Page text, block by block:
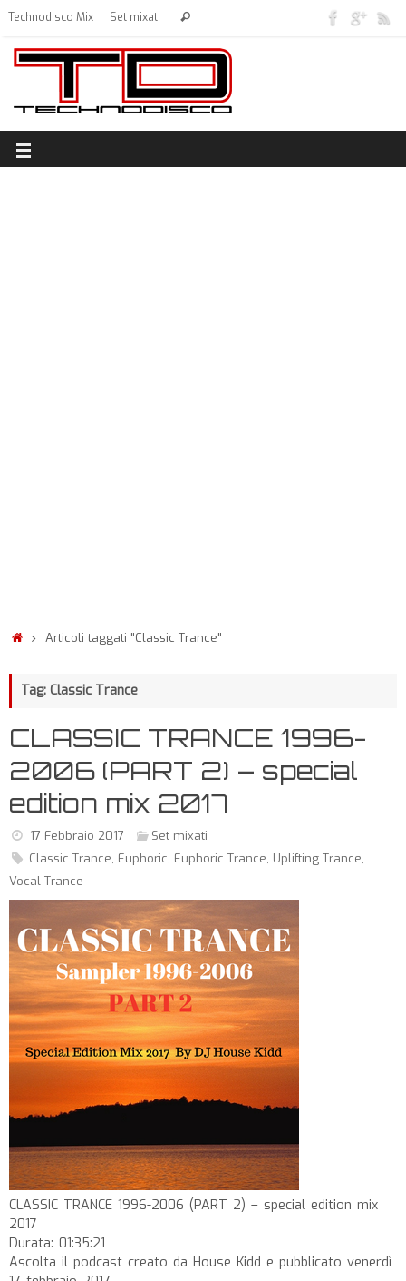
Technodisco Mix Set mixati
Articoli taggati "Classic Trance"
Tag: Classic Trance
CLASSIC TRANCE 1996-
2006 (PART 2) – special
edition mix 2017
17 Febbraio 2017
Set mixati
Classic Trance, Euphoric, Euphoric Trance, Uplifting Trance,
Vocal Trance
CLASSIC TRANCE 1996-2006 (PART 2) – special edition mix
2017
Durata: 01:35:21
Ascolta il podcast creato da House Kidd e pubblicato venerdì